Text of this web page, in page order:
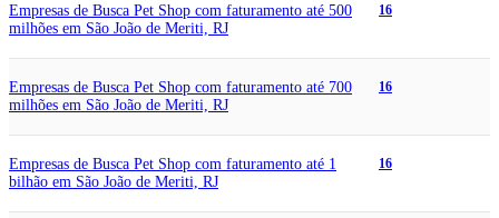
Empresas de Busca Pet Shop com faturamento até 500
milhões em São João de Meriti, RJ
16
Empresas de Busca Pet Shop com faturamento até 700
milhões em São João de Meriti, RJ
16
Empresas de Busca Pet Shop com faturamento até 1
bilhão em São João de Meriti, RJ
16